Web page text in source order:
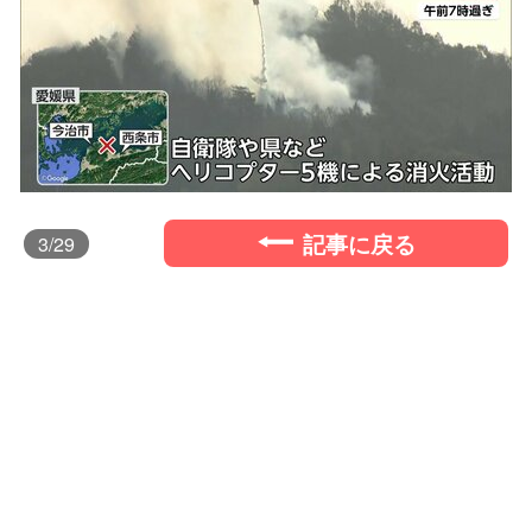
3/29 記事に戻る